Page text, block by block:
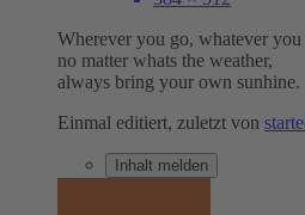
Wherever you go, whatever you
no matter whats the weather,
always bring your own sunhine.
Einmal editiert, zuletzt von
Inhalt melden